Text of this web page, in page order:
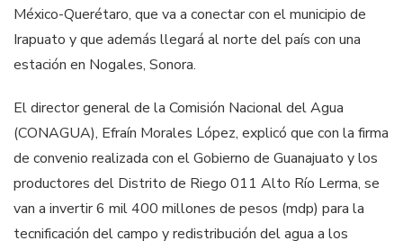
México-Querétaro, que va a conectar con el municipio de
Irapuato y que además llegará al norte del país con una
estación en Nogales, Sonora.
El director general de la Comisión Nacional del Agua
(CONAGUA), Efraín Morales López, explicó que con la firma
de convenio realizada con el Gobierno de Guanajuato y los
productores del Distrito de Riego 011 Alto Río Lerma, se
van a invertir 6 mil 400 millones de pesos (mdp) para la
tecnificación del campo y redistribución del agua a los